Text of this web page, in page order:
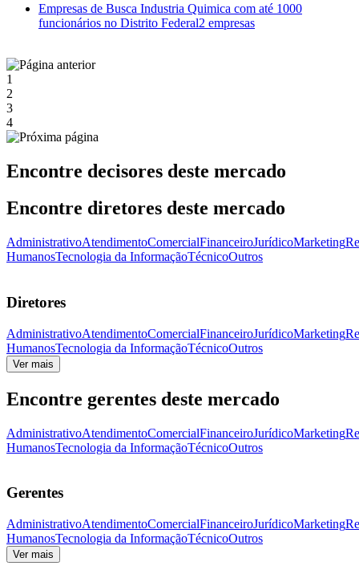
Empresas de Busca Industria Quimica com até 1000
funcionários no Distrito Federal2 empresas
1
2
3
4
Encontre decisores deste mercado
Encontre diretores deste mercado
AdministrativoAtendimentoComercialFinanceiroJurídicoMarketing
HumanosTecnologia da InformaçãoTécnicoOutros
Diretores
AdministrativoAtendimentoComercialFinanceiroJurídicoMarketing
HumanosTecnologia da InformaçãoTécnicoOutros
Ver mais
Encontre gerentes deste mercado
AdministrativoAtendimentoComercialFinanceiroJurídicoMarketing
HumanosTecnologia da InformaçãoTécnicoOutros
Gerentes
AdministrativoAtendimentoComercialFinanceiroJurídicoMarketing
HumanosTecnologia da InformaçãoTécnicoOutros
Ver mais